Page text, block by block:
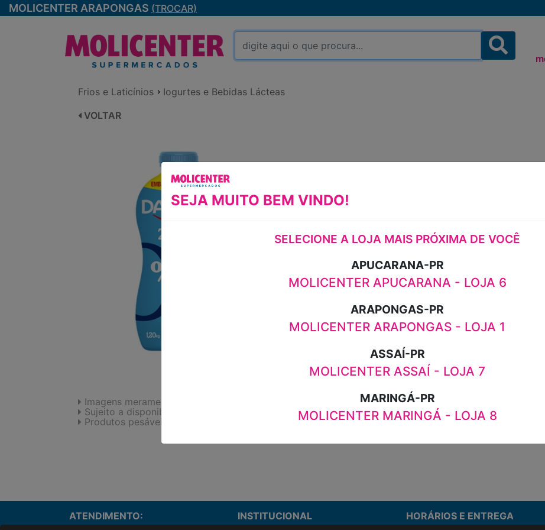
MOLICENTER ARAPONGAS (TROCAR)
Frios e Laticínios
Iogurtes e Bebidas Lácteas
VOLTAR
BATIDO ZERO LACTOSE
FRUTA BATIDO ZERO LACTOSE PARA
COM RESTRIÇÃO DE LACTOSE SEM
DE AÇÚCAR EMBALAGEM ECONÔMICA
DANONE GARRAFA 1,2KG
R$22,98
Imagens meramente ilustrativas.
Sujeito a disponibilidade de estoque.
Produtos pesáveis podem sofrer variação de preço.
SEJA MUITO BEM VINDO!
SELECIONE A LOJA MAIS PRÓXIMA DE VOCÊ
APUCARANA-PR
MOLICENTER APUCARANA - LOJA 6
ARAPONGAS-PR
MOLICENTER ARAPONGAS - LOJA 1
ASSAÍ-PR
MOLICENTER ASSAÍ - LOJA 7
MARINGÁ-PR
MOLICENTER MARINGÁ - LOJA 8
ATENDIMENTO: INSTITUCIONAL HORÁRIOS E ENTREGA